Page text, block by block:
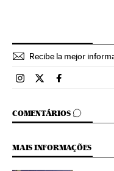
Recibe la mejor
Esportes El País Brasil
Esportes El País
Esportes El
COMENTÁRIOS
COMENTÁRIOS
MAIS INFORMAÇÕES